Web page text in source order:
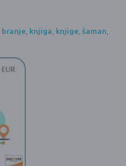
branje, knjiga, knjige, šaman,